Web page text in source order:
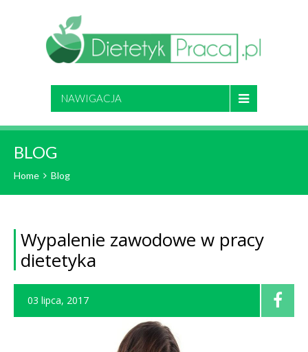
NAWIGACJA
BLOG
Home Blog
Wypalenie zawodowe w pracy
dietetyka
03 lipca, 2017